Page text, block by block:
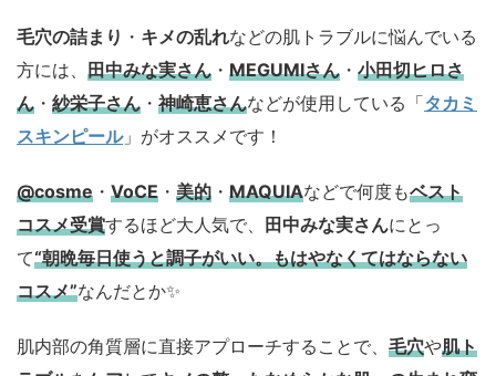
毛穴の詰まり ・ キメの乱れなどの肌トラブルに悩んでいる
方には、 田中みな実さん ・ MEGUMIさん ・ 小田切ヒロさ
ん ・ 紗栄子さん ・ 神崎恵さんなどが使用している「タカミ
スキンピール」がオススメです！
@cosme ・ VoCE ・ 美的 ・ MAQUIAなどで何度もベスト
コスメ受賞するほど大人気で、 田中みな実さんにとっ
て“朝晩毎日使うと調子がいい。もはやなくてはならない
コスメ”なんだとか✨
肌内部の角質層に直接アプローチすることで、 毛穴や肌ト